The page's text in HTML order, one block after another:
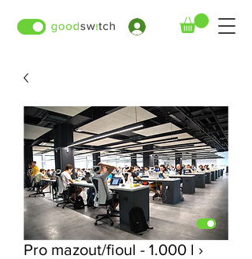
Pro mazout/fioul - 1.000 l ›